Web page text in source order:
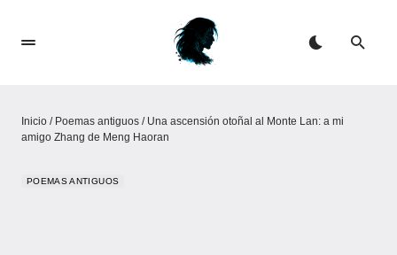
Inicio / Poemas antiguos / Una ascensión otoñal al Monte Lan: a mi
amigo Zhang de Meng Haoran
POEMAS ANTIGUOS